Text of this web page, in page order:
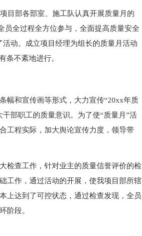
目部各部室、施工队认真开展质量月的
员全过程全方位参与，全面提高质量安全
动。成立项目经理为组长的质量月活动
条不紊地进行。
幅和宣传画等形式，大力宣传“20xx年质
部职工的质量意识。为了使“质量月”活
工程实际，加大舆论宣传力度，领导带
检查工作，针对业主的质量信誉评价的检
工作，通过活动的开展，使我项目部所辖
上达到了可控状态，通过检查发现，全员
阶段。